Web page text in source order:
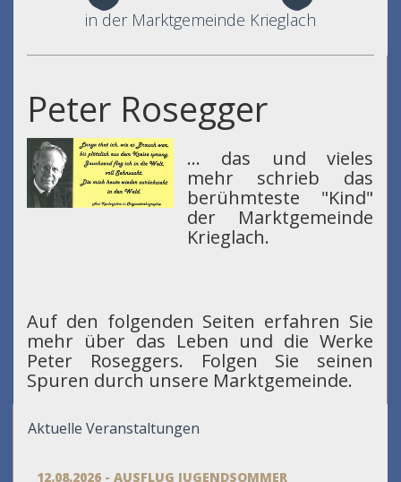
in der Marktgemeinde Krieglach
Peter Rosegger
... das und vieles
mehr schrieb das
berühmteste "Kind"
der Marktgemeinde
Krieglach.
Auf den folgenden Seiten erfahren Sie
mehr über das Leben und die Werke
Peter Roseggers. Folgen Sie seinen
Spuren durch unsere Marktgemeinde.
Aktuelle Veranstaltungen
12.08.2026 - AUSFLUG JUGENDSOMMER